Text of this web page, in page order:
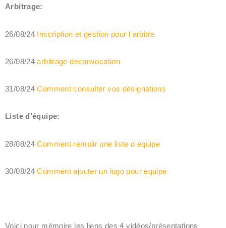
Arbitrage:
26/08/24 Inscription et gestion pour l arbitre
26/08/24arbitrage deconvocation
31/08/24Comment consulter vos désignations
Liste d’équipe:
28/08/24Comment remplir une liste d equipe
30/08/24Comment ajouter un logo pour equipe
Voici pour mémoire les liens des 4 vidéos/présentations